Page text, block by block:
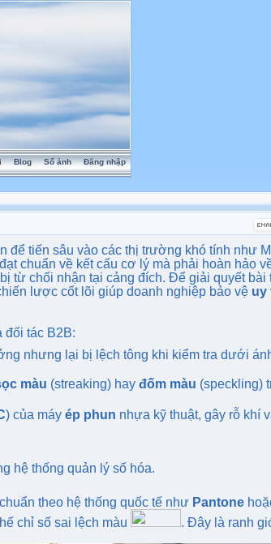
Blog Sổ ảnh Đăng nhập
để tiến sâu vào các thị trường khó tính như
chuẩn về kết cấu cơ lý mà phải hoàn hảo
từ chối nhận tại cảng đích. Để giải quyết bài
lược cốt lõi giúp doanh nghiệp bảo vệ uy
đối tác B2B:
nhưng lại bị lệch tông khi kiểm tra dưới
màu (streaking) hay đốm màu (speckling)
) của máy ép phun nhựa kỹ thuật, gây rỗ khí
hệ thống quản lý số hóa.
theo hệ thống quốc tế như Pantone
chỉ số sai lệch màu
. Đây là ranh